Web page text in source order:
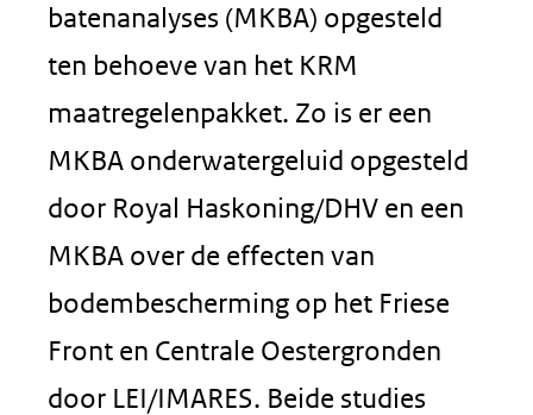
batenanalyses (MKBA) opgesteld
ten behoeve van het KRM
maatregelenpakket. Zo is er een
MKBA onderwatergeluid opgesteld
door Royal Haskoning/DHV en een
MKBA over de effecten van
bodembescherming op het Friese
Front en Centrale Oestergronden
door LEI/IMARES. Beide studies